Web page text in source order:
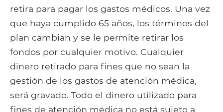
retira para pagar los gastos médicos. Una vez
que haya cumplido 65 años, los términos del
plan cambian y se le permite retirar los
fondos por cualquier motivo. Cualquier
dinero retirado para fines que no sean la
gestión de los gastos de atención médica,
será gravado. Todo el dinero utilizado para
fines de atención médica no está sujeto a